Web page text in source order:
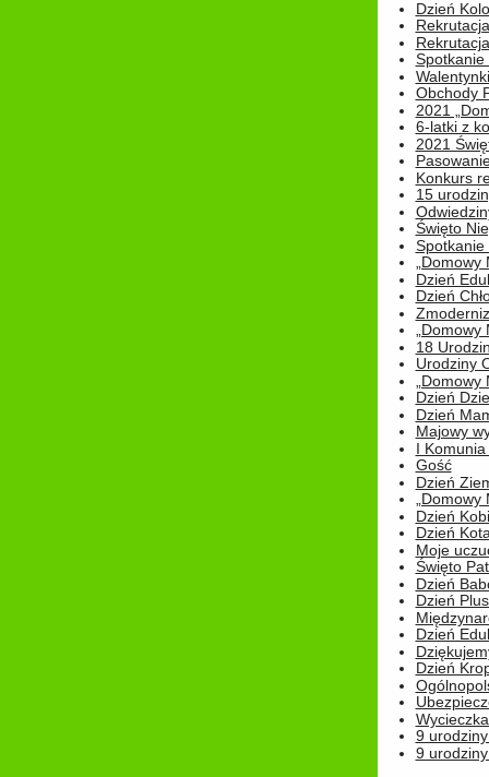
Dzień
Rekrutacja
Spotkanie
Obchody
2021
6-latki z
2021
Konkurs
15
Święto
Spotkanie
Dzień
Dzień
18
Urodziny
Dzień
Dzień
Majowy
I
Gość
Dzień
Dzień
Dzień
Moje
Święto
Dzień
Dzień
Dzień
Dzień
9
9